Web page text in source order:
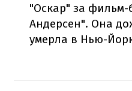
"Оскар" за фильм-
Андерсен". Она
умерла в Нью-